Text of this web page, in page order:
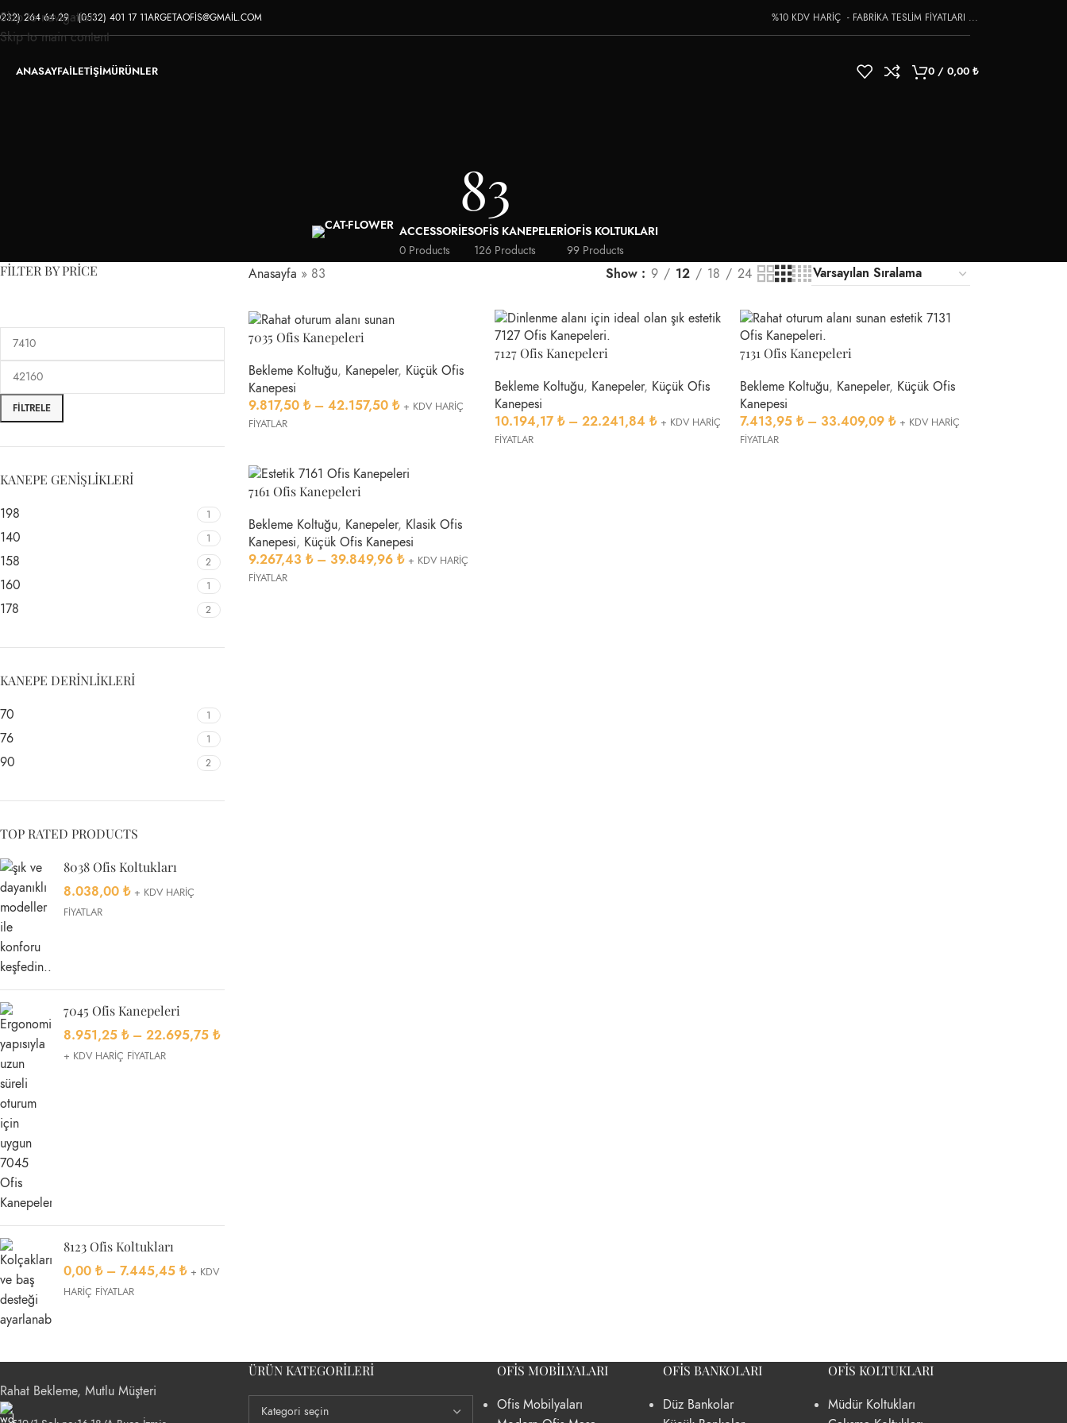
Skip to navigation
Skip to main content
264 64 29 - (0532) 401 17 11ARGETAOFİS@GMAİL.COM %10 KDV HARİÇ - FABRİKA TESLİM FİYATLARI ...
ANASAYFAİLETİŞİMÜRÜNLER 0 / 0,00 ₺
83
ACCESSORIES
0 Products
OFIS KANEPELERI
126 Products
OFIS KOLTUKLARI
99 Products
FILTER BY PRICE
FILTRELE
KANEPE GENIŞLIKLERI
198 1
140 1
158 2
160 1
178 2
KANEPE DERINLIKLERI
70 1
76 1
90 2
TOP RATED PRODUCTS
8038 Ofis Koltukları
8.038,00 ₺ + KDV HARİÇ
FİYATLAR
7045 Ofis Kanepeleri
8.951,25 ₺ – 22.695,75 ₺
+ KDV HARİÇ FİYATLAR
8123 Ofis Koltukları
0,00 ₺ – 7.445,45 ₺ + KDV
HARİÇ FİYATLAR
Anasayfa » 83 Show 9 12 18 24
7035 Ofis Kanepeleri
Bekleme Koltuğu, Kanepeler, Küçük Ofis
Kanepesi
9.817,50 ₺ – 42.157,50 ₺ + KDV HARİÇ
FİYATLAR
7127 Ofis Kanepeleri
Bekleme Koltuğu, Kanepeler, Küçük Ofis
Kanepesi
10.194,17 ₺ – 22.241,84 ₺ + KDV HARİÇ
FİYATLAR
7131 Ofis Kanepeleri
Bekleme Koltuğu, Kanepeler, Küçük Ofis
Kanepesi
7.413,95₺ – 33.409,09₺ + KDV HARİÇ
FİYATLAR
7161 Ofis Kanepeleri
Bekleme Koltuğu, Kanepeler, Klasik Ofis
Kanepesi, Küçük Ofis Kanepesi
9.267,43 ₺ – 39.849,96 ₺ + KDV HARİÇ
FİYATLAR
Rahat Bekleme, Mutlu Müşteri
ÜRÜN KATEGORILERI OFIS MOBILYALARI
Ofis Mobilyaları
OFIS BANKOLARI
Düz Bankolar
OFIS KOLTUKLARI
Müdür Koltukları